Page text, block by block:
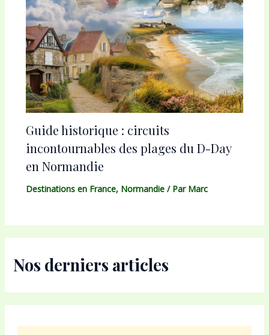
Guide historique : circuits
incontournables des plages du D-Day
en Normandie
Destinations en France, Normandie/ Par Marc
Nos derniers articles